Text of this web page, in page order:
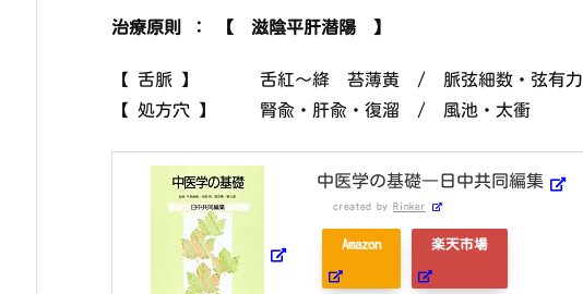
治療原則 ： 【 滋陰平肝潜陽 】
【 舌脈 】 舌紅～絳 苔薄黄 / 脈弦細数・弦有力
【 処方穴 】 腎兪・肝兪・復溜 / 風池・太衝
中医学の基礎―日中共同編集
created by Rinker
Amazon 楽天市場